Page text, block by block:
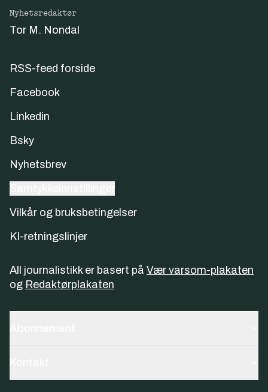
Nyhetsredaktør
Tor M. Nondal
RSS-feed forside
Facebook
Linkedin
Bsky
Nyhetsbrev
Vilkår og bruksbetingelser
KI-retningslinjer
All journalistikk er basert på Vær varsom-plakaten
og Redaktørplakaten